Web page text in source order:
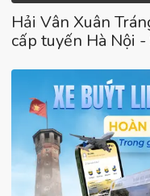
Hải Vân Xuân
cấp tuyến Hà Nội -